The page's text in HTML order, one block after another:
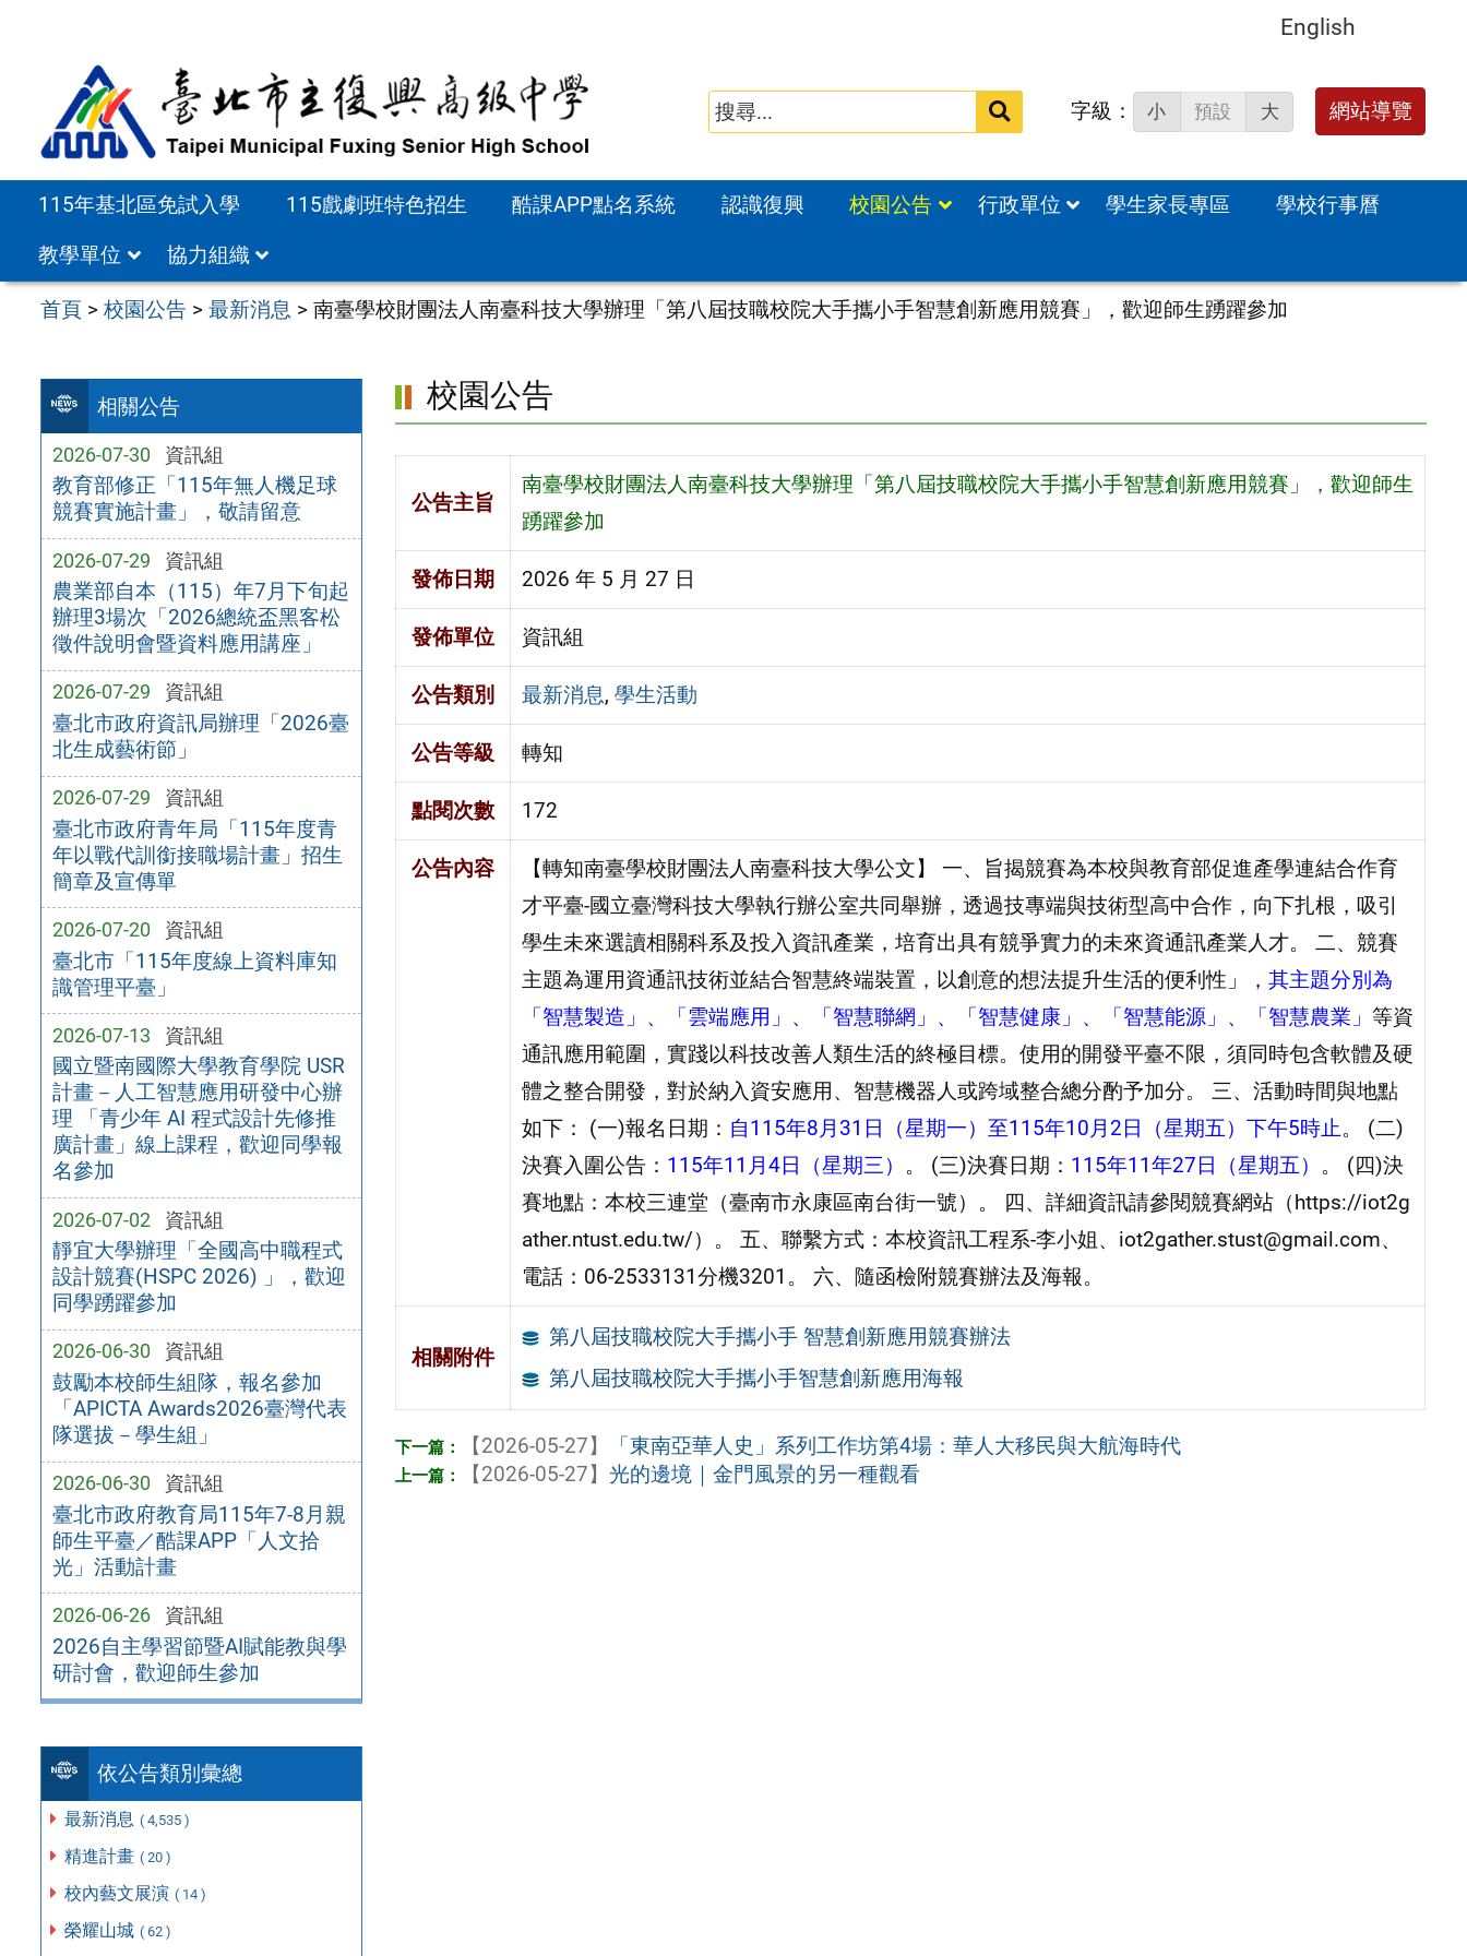
English
站
搜
字級： 小 預設 大 網站導覽
115年基北區免試入學 115戲劇班特色招生 酷課APP點名系統 認識復興 校園公告 行政單位 學生家長專區
學校行事曆
教學單位
協力組織
首頁 >校園公告 >最新消息 >南臺學校財團法人南臺科技大學辦理「第八屆技職校院大手攜小手智慧創新應用競賽」，歡迎師生踴躍參加
相關公告
2026-07-30 資訊組
教育部修正「115年無人機足球
競賽實施計畫」，敬請留意
2026-07-29 資訊組
農業部自本（115）年7月下旬起
辦理3場次「2026總統盃黑客松
徵件說明會暨資料應用講座」
2026-07-29 資訊組
臺北市政府資訊局辦理「2026臺
北生成藝術節」
2026-07-29 資訊組
臺北市政府青年局「115年度青
年以戰代訓銜接職場計畫」招生
簡章及宣傳單
2026-07-20 資訊組
臺北市「115年度線上資料庫知
識管理平臺」
2026-07-13 資訊組
國立暨南國際大學教育學院 USR
計畫－人工智慧應用研發中心辦
理 「青少年 AI 程式設計先修推
廣計畫」線上課程，歡迎同學報
名參加
2026-07-02 資訊組
靜宜大學辦理「全國高中職程式
設計競賽(HSPC 2026) 」，歡迎
同學踴躍參加
2026-06-30 資訊組
鼓勵本校師生組隊，報名參加
「APICTA Awards2026臺灣代表
隊選拔－學生組」
2026-06-30 資訊組
臺北市政府教育局115年7-8月親
師生平臺／酷課APP「人文拾
光」活動計畫
2026-06-26 資訊組
2026自主學習節暨AI賦能教與學
研討會，歡迎師生參加
依公告類別彙總
最新消息 ( 4,535 )
精進計畫 ( 20 )
校內藝文展演 ( 14 )
榮耀山城 ( 62 )
校園公告
公告主旨
南臺學校財團法人南臺科技大學辦理「第八屆技職校院大手攜小手智慧創新應用競賽」，歡迎師生
踴躍參加
發佈日期 2026 年 5 月 27 日
發佈單位 資訊組
公告類別 最新消息, 學生活動
公告等級 轉知
點閱次數 172
公告內容
【轉知南臺學校財團法人南臺科技大學公文】 一、旨揭競賽為本校與教育部促進產學連結合作育
才平臺-國立臺灣科技大學執行辦公室共同舉辦，透過技專端與技術型高中合作，向下扎根，吸引
學生未來選讀相關科系及投入資訊產業，培育出具有競爭實力的未來資通訊產業人才。 二、競賽
主題為運用資通訊技術並結合智慧終端裝置，以創意的想法提升生活的便利性」， 其主題分別為
「智慧製造」、「雲端應用」、「智慧聯網」、「智慧健康」、「智慧能源」、「智慧農業」 等資
通訊應用範圍，實踐以科技改善人類生活的終極目標。使用的開發平臺不限，須同時包含軟體及硬
體之整合開發，對於納入資安應用、智慧機器人或跨域整合總分酌予加分。 三、活動時間與地點
如下： (一)報名日期： 自115年8月31日（星期一）至115年10月2日（星期五）下午5時止。 (二)
決賽入圍公告： 115年11月4日（星期三） 。 (三)決賽日期： 115年11年27日（星期五） 。 (四)決
賽地點：本校三連堂（臺南市永康區南台街一號）。 四、詳細資訊請參閱競賽網站（https://iot2g
ather.ntust.edu.tw/）。 五、聯繫方式：本校資訊工程系-李小姐、iot2gather.stust@gmail.com、
電話：06-2533131分機3201。 六、隨函檢附競賽辦法及海報。
相關附件
第八屆技職校院大手攜小手 智慧創新應用競賽辦法
第八屆技職校院大手攜小手智慧創新應用海報
【2026-05-27】
「東南亞華人史」系列工作坊第4場：華人大移民與大航海時代
【2026-05-27】光的邊境｜金門風景的另一種觀看